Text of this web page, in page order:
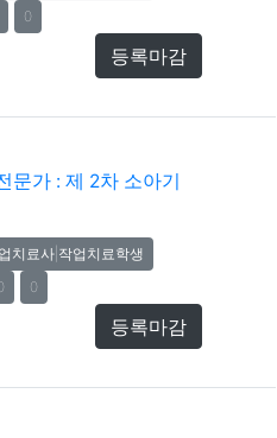
0
등록마감
가 : 제 2차 소아기
치료사|작업치료학생
0
등록마감